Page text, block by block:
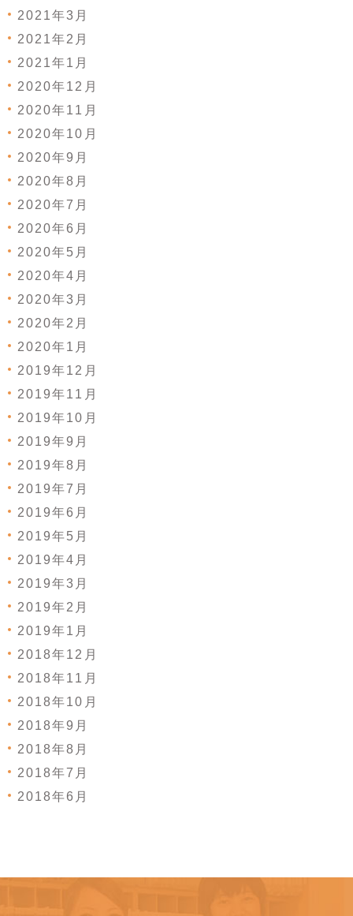
2021年3月
2021年2月
2021年1月
2020年12月
2020年11月
2020年10月
2020年9月
2020年8月
2020年7月
2020年6月
2020年5月
2020年4月
2020年3月
2020年2月
2020年1月
2019年12月
2019年11月
2019年10月
2019年9月
2019年8月
2019年7月
2019年6月
2019年5月
2019年4月
2019年3月
2019年2月
2019年1月
2018年12月
2018年11月
2018年10月
2018年9月
2018年8月
2018年7月
2018年6月